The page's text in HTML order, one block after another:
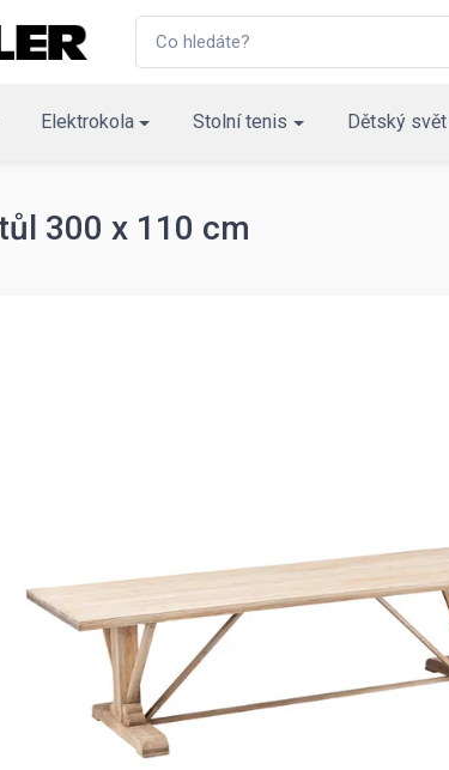
Elektrokola Stolní tenis Dětský svět
300 x 110 cm